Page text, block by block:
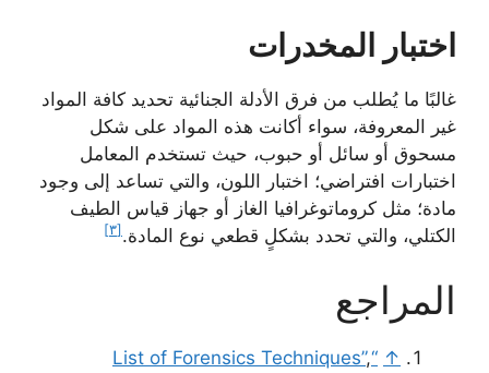
اختبار المخدرات
غالبًا ما يُطلب من فرق الأدلة الجنائية تحديد كافة المواد
غير المعروفة، سواء أكانت هذه المواد على شكل
مسحوق أو سائل أو حبوب، حيث تستخدم المعامل
اختبارات افتراضي؛ اختبار اللون، والتي تساعد إلى وجود
مادة؛ مثل كروماتوغرافيا الغاز أو جهاز قياس الطيف
الكتلي، والتي تحدد بشكلٍ قطعي نوع المادة. [٣]
المراجع
↑
“List of Forensics Techniques”
,